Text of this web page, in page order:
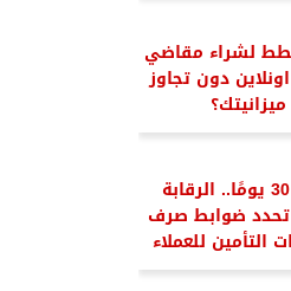
لشراء مقاضي
دون تجاوز
ميزانيتك؟
آخرك 30 يومًا.. الرقابة
تحدد ضوابط صرف
التأمين للعملاء